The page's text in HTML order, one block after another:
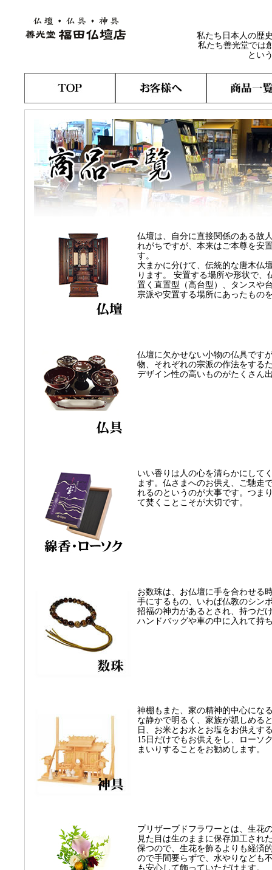
私たち日本人の歴
私たち善光堂では
とい
仏壇は、自分に直接関係のある故
れがちですが、本来はご本尊を安
す。
大まかに分けて、伝統的な唐木仏
ります。 安置する場所や形状で
置く直置型（高台型）、タンスや
宗派や安置する場所にあったもの
仏壇に欠かせない小物の仏具です
物、それぞれの宗派の作法をする
デザイン性の高いものがたくさん
いい香りは人の心を清らかにして
ます。仏さまへのお供え、ご馳走
れるのというのが大事です。つま
て焚くことこそが大切です。
お数珠は、お仏壇に手を合わせる
手にするもの、いわば仏教のシン
招福の神力があるとされ、持つだ
ハンドバッグや車の中に入れて持
神棚もまた、家の精神的中心にな
な静かで明るく、家族が親しめる
日、お米とお水とお塩をお供えす
15日だけでもお供えをし、ローソ
まいりすることをお勧めします。
プリザーブドフラワーとは、生花
見た目は生のままに保存加工され
保つので、生花を飾るよりも経済
ので手間要らずで、水やりなども
も安心して飾っていただけます。